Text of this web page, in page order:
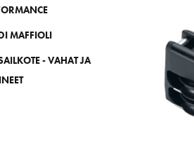
MAFFIOLI
- VAHAT JA